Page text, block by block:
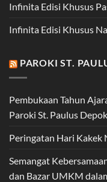
Infinita Edisi Khusus
Infinita Edisi Khusus
PAROKI ST.
Pembukaan Tahun
Paroki St. Paulus Depok
Peringatan Hari Kakek
Semangat
dan Bazar UMKM